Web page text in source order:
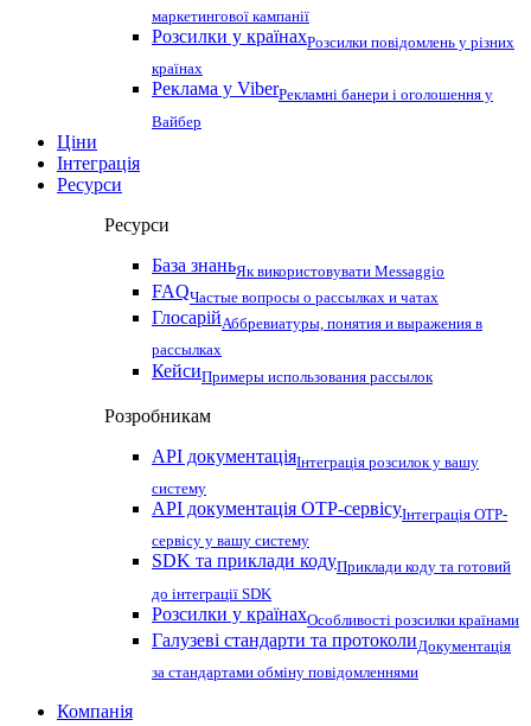
маркетингової кампанії
Розсилки у країнахРозсилки повідомлень у різних
країнах
Реклама у ViberРекламні банери і оголошення у
Вайбер
Ціни
Інтеграція
Ресурси
Ресурси
База знаньЯк використовувати Messaggio
FAQЧастые вопросы о рассылках и чатах
ГлосарійАббревиатуры, понятия и выражения в
рассылках
КейсиПримеры использования рассылок
Розробникам
API документаціяІнтеграція розсилок у вашу
систему
API документація OTP-сервісуІнтеграція OTP-
сервісу у вашу систему
SDK та приклади кодуПриклади коду та готовий
до інтеграції SDK
Розсилки у країнахОсобливості розсилки країнами
Галузеві стандарти та протоколиДокументація
за стандартами обміну повідомленнями
Компанія